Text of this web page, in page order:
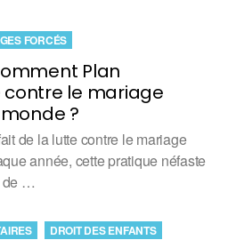
Plan
le mariage
?
FORCÉS
de la lutte contre le mariage
année, cette pratique néfaste
de …
DROIT DES ENFANTS